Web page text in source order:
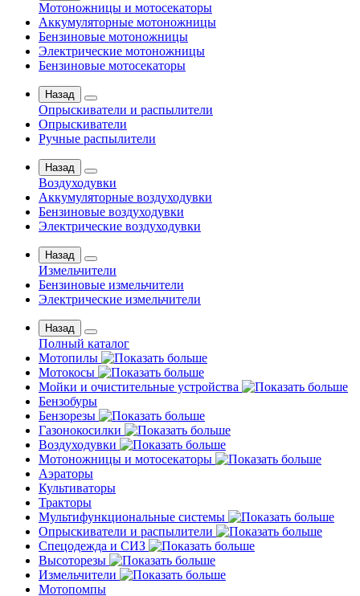
Мотоножницы и мотосекаторы
Аккумуляторные мотоножницы
Бензиновые мотоножницы
Электрические мотоножницы
Бензиновые мотосекаторы
Назад
Опрыскиватели и распылители
Опрыскиватели
Ручные распылители
Назад
Воздуходувки
Аккумуляторные воздуходувки
Бензиновые воздуходувки
Электрические воздуходувки
Назад
Измельчители
Бензиновые измельчители
Электрические измельчители
Назад
Полный каталог
Мотопилы
Мотокосы
Мойки и очистительные устройства
Бензобуры
Бензорезы
Газонокосилки
Воздуходувки
Мотоножницы и мотосекаторы
Аэраторы
Культиваторы
Тракторы
Мультифункциональные системы
Опрыскиватели и распылители
Спецодежда и СИЗ
Высоторезы
Измельчители
Мотопомпы